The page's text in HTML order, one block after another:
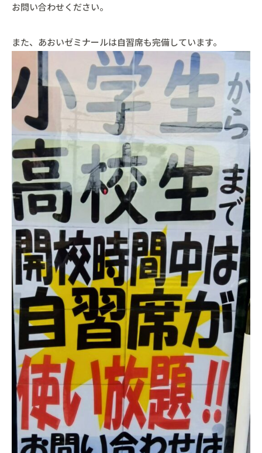
お問い合わせください。
また、あおいゼミナールは自習席も完備しています。